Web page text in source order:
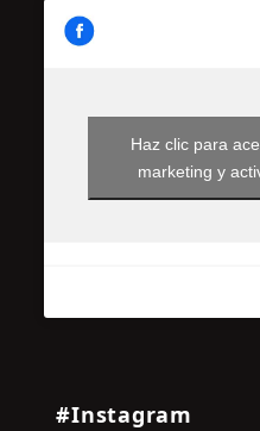
Haz clic para
marketing y
#Instagram